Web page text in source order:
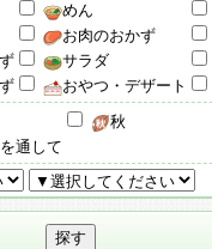
めん
お肉のおかず
サラダ
おやつ・デザート
秋
通して